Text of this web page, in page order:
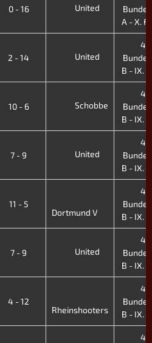
0 - 16
United
A - X.
2 - 14 United
4.
B - IX.
10 - 6 Schobbe
4.
B - IX.
7 - 9 United
4.
B - IX.
11 - 5
Dortmund V
4.
B - IX.
7 - 9
United
4.
B - IX.
4 - 12
Rheinshooters
4.
B - IX.
4.